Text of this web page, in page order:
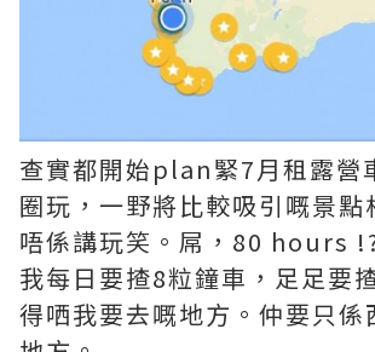
查實都開始plan緊7月租露營
圈玩，一野將比較吸引嘅景點
唔係講玩笑。屌，80 hours
我每日要揸8粒鐘車，足足要
得哂我要去嘅地方。仲要只係